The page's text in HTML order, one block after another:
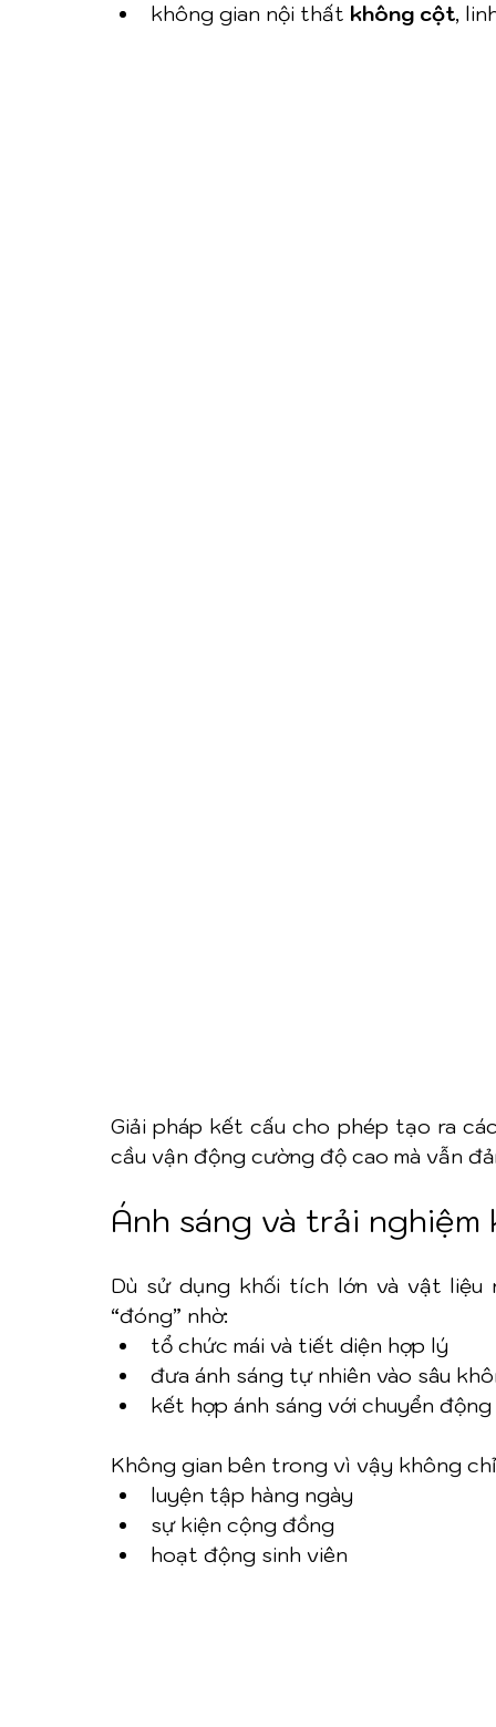
không gian nội thất không cột,
Giải pháp kết cấu cho phép tạo ra
cầu vận động cường độ cao mà vẫn
Ánh sáng và trải nghiệm
Dù sử dụng khối tích lớn và vật
“đóng” nhờ:
tổ chức mái và tiết diện hợp lý
đưa ánh sáng tự nhiên vào sâu
kết hợp ánh sáng với chuyển
Không gian bên trong vì vậy không
luyện tập hàng ngày
sự kiện cộng đồng
hoạt động sinh viên